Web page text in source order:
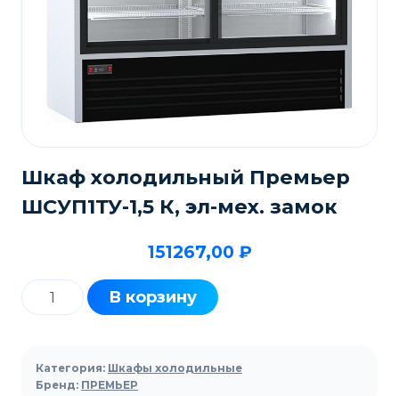
Шкаф холодильный Премьер
ШCУП1ТУ-1,5 К, эл-мех. замок
151267,00 ₽
Количество
товара
холодильный
Премьер
В корзину
Категория: Шкафы холодильные
Бренд: ПРЕМЬЕР